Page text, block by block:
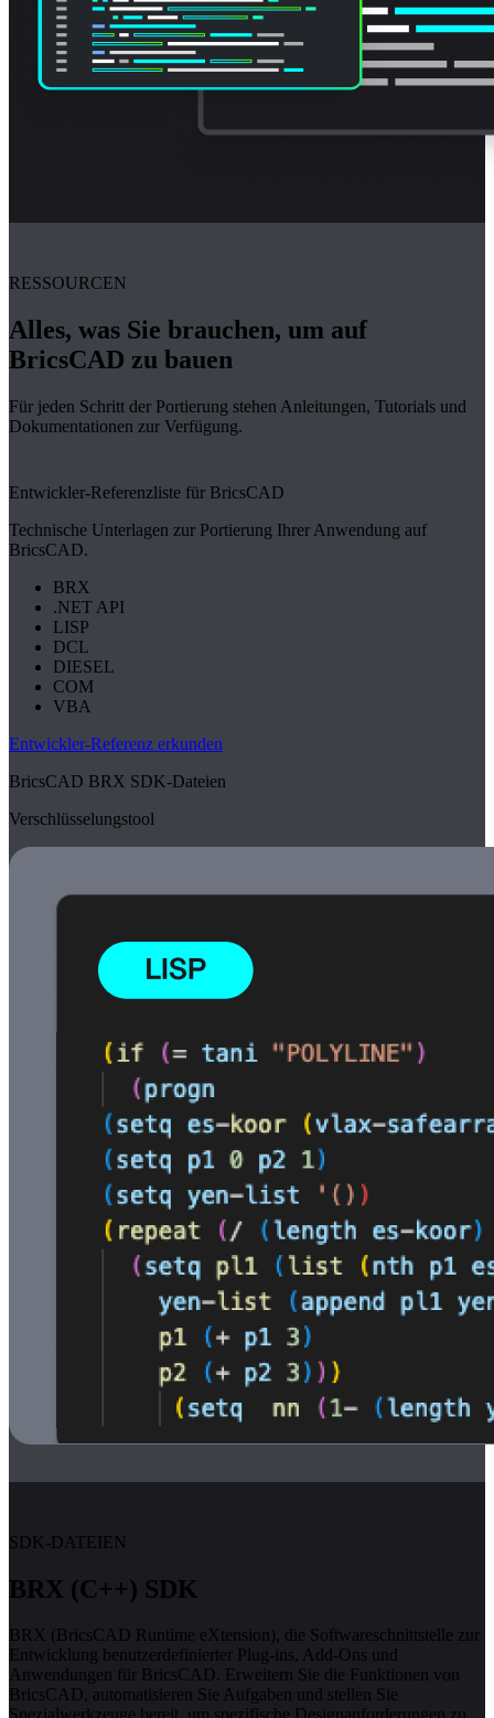
RESSOURCEN
Alles, was Sie brauchen, um auf
BricsCAD zu bauen
Für jeden Schritt der Portierung stehen Anleitungen, Tutorials und
Dokumentationen zur Verfügung.
Entwickler-Referenzliste für BricsCAD
Technische Unterlagen zur Portierung Ihrer Anwendung auf
BricsCAD.
BRX
.NET API
LISP
DCL
DIESEL
COM
VBA
Entwickler-Referenz erkunden
BricsCAD BRX SDK-Dateien
Verschlüsselungstool
SDK-DATEIEN
BRX (C++) SDK
BRX (BricsCAD Runtime eXtension), die Softwareschnittstelle zur
Entwicklung benutzerdefinierter Plug-ins, Add-Ons und
Anwendungen für BricsCAD. Erweitern Sie die Funktionen von
BricsCAD, automatisieren Sie Aufgaben und stellen Sie